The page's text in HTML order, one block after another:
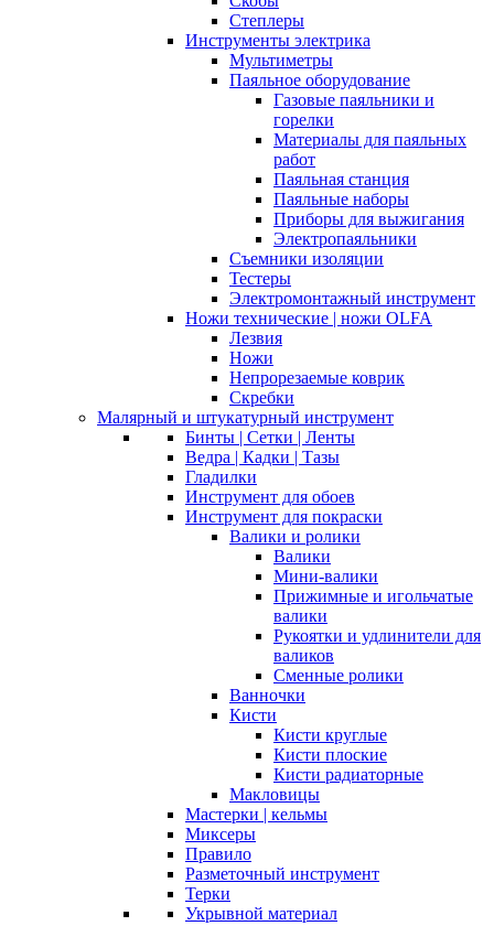
Степлеры
Инструменты электрика
Мультиметры
Паяльное оборудование
Газовые паяльники и
горелки
Материалы для паяльных
работ
Паяльная станция
Паяльные наборы
Приборы для выжигания
Электропаяльники
Съемники изоляции
Тестеры
Электромонтажный инструмент
Ножи технические | ножи OLFA
Лезвия
Ножи
Непрорезаемые коврик
Скребки
Малярный и штукатурный инструмент
Бинты | Сетки | Ленты
Ведра | Кадки | Тазы
Гладилки
Инструмент для обоев
Инструмент для покраски
Валики и ролики
Валики
Мини-валики
Прижимные и игольчатые
валики
Рукоятки и удлинители для
валиков
Сменные ролики
Ванночки
Кисти
Кисти круглые
Кисти плоские
Кисти радиаторные
Макловицы
Мастерки | кельмы
Миксеры
Правило
Разметочный инструмент
Терки
Укрывной материал